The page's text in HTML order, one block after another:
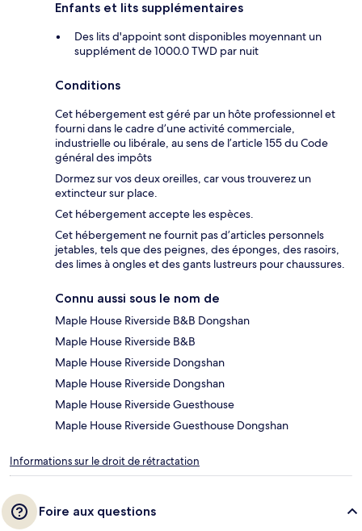
Enfants et lits supplémentaires
Des lits d'appoint sont disponibles moyennant un
supplément de 1000.0 TWD par nuit
Conditions
Cet hébergement est géré par un hôte professionnel et
fourni dans le cadre d’une activité commerciale,
industrielle ou libérale, au sens de l’article 155 du Code
général des impôts
Dormez sur vos deux oreilles, car vous trouverez un
extincteur sur place.
Cet hébergement accepte les espèces.
Cet hébergement ne fournit pas d’articles personnels
jetables, tels que des peignes, des éponges, des rasoirs,
des limes à ongles et des gants lustreurs pour chaussures.
Connu aussi sous le nom de
Maple House Riverside B&B Dongshan
Maple House Riverside B&B
Maple House Riverside Dongshan
Maple House Riverside Dongshan
Maple House Riverside Guesthouse
Maple House Riverside Guesthouse Dongshan
Informations sur le droit de rétractation
Foire aux questions